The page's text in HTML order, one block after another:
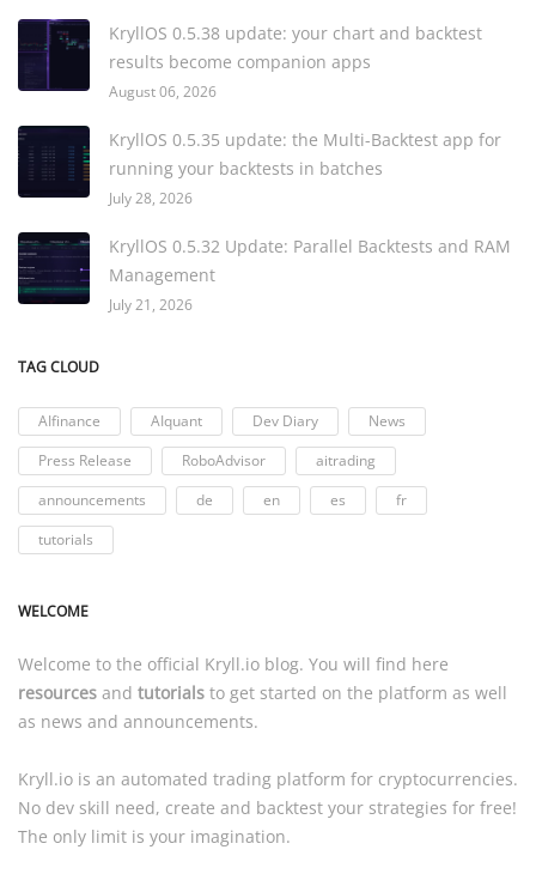
KryllOS 0.5.38 update: your chart and backtest
results become companion apps
August 06, 2026
KryllOS 0.5.35 update: the Multi-Backtest app for
running your backtests in batches
July 28, 2026
KryllOS 0.5.32 Update: Parallel Backtests and RAM
Management
July 21, 2026
TAG CLOUD
AIfinance AIquant Dev Diary
News
Press Release
RoboAdvisor
aitrading
announcements
de en es
fr
tutorials
WELCOME
Welcome to the official Kryll.io blog. You will find here
resources and tutorials to get started on the platform as well
as news and announcements.
Kryll.io is an automated trading platform for cryptocurrencies.
No dev skill need, create and backtest your strategies for free!
The only limit is your imagination.